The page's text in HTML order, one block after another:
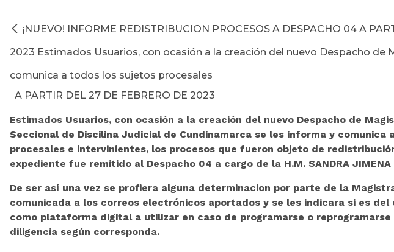
¡NUEVO! INFORME REDISTRIBUCION PROCESOS A DESPACHO 04 A
2023 Estimados Usuarios, con ocasión a la creación del nuevo Despacho de
comunica a todos los sujetos procesales
A PARTIR DEL 27 DE FEBRERO DE 2023
Estimados Usuarios, con ocasión a la creación del nuevo Despacho de
Seccional de Discilina Judicial de Cundinamarca se les informa y comunica
procesales e intervinientes, los procesos que fueron objeto de
expediente fue remitido al Despacho 04 a cargo de la H.M. SANDRA JIMENA
De ser así una vez se profiera alguna determinacion por parte de la
comunicada a los correos electrónicos aportados y se les indicara si es del
como plataforma digital a utilizar en caso de programarse o reprogramarse
diligencia según corresponda.